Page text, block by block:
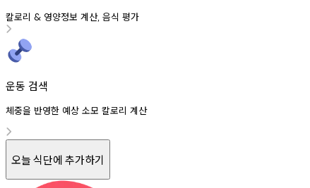
칼로리 & 영양정보 계산, 음식 평가
운동 검색
체중을 반영한 예상 소모 칼로리 계산
오늘 식단에 추가하기